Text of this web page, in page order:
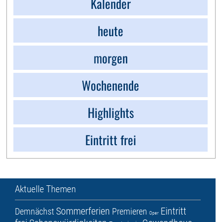
heute
morgen
Wochenende
Highlights
Eintritt frei
Aktuelle Themen
Demnächst Sommerferien Premieren Oper Eintritt